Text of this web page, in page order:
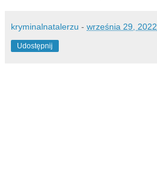
kryminalnatalerzu - września 29, 2022
Udostępnij